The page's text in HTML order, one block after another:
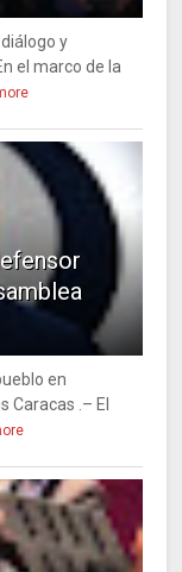
y
el marco de la
en
Caracas .– El